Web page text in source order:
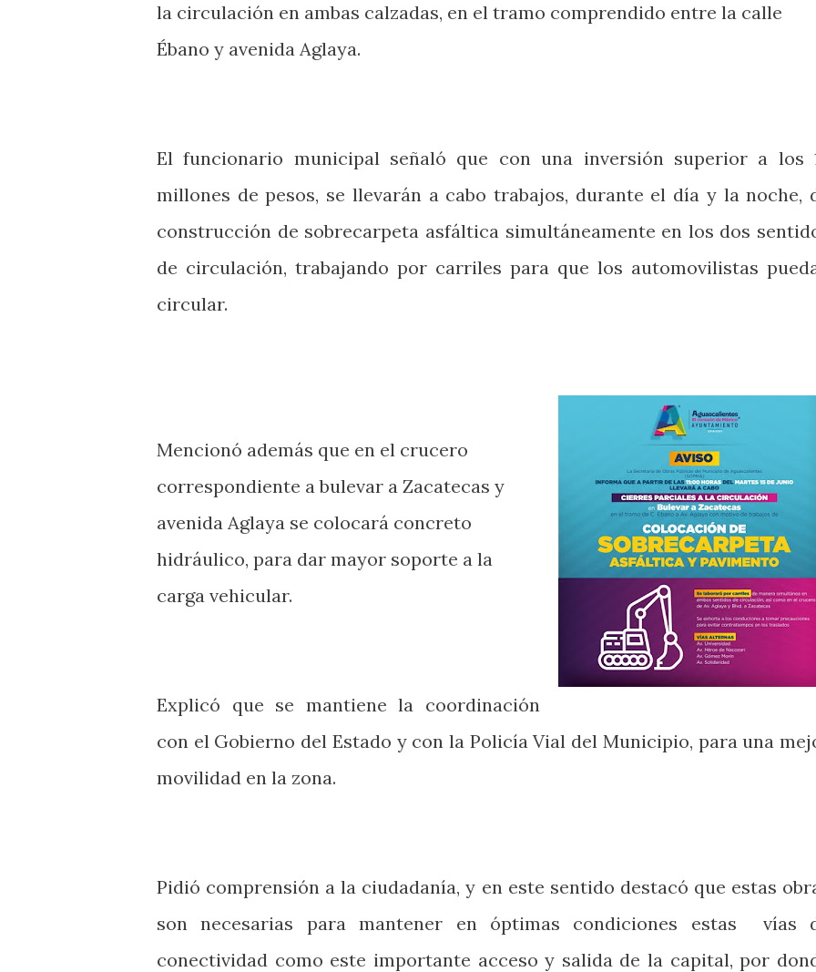
la circulación en ambas calzadas, en el tramo comprendido entre la calle
Ébano y avenida Aglaya.
El funcionario municipal señaló que con una inversión superior a los
millones de pesos, se llevarán a cabo trabajos, durante el día y la noche,
construcción de sobrecarpeta asfáltica simultáneamente en los dos
de circulación, trabajando por carriles para que los automovilistas
circular.
Mencionó además que en el crucero
correspondiente a bulevar a Zacatecas y
avenida Aglaya se colocará concreto
hidráulico, para dar mayor soporte a la
carga vehicular.
Explicó que se mantiene la coordinación
con el Gobierno del Estado y con la Policía Vial del Municipio, para una
movilidad en la zona.
Pidió comprensión a la ciudadanía, y en este sentido destacó que estas
son necesarias para mantener en óptimas condiciones estas vías
conectividad como este importante acceso y salida de la capital, por